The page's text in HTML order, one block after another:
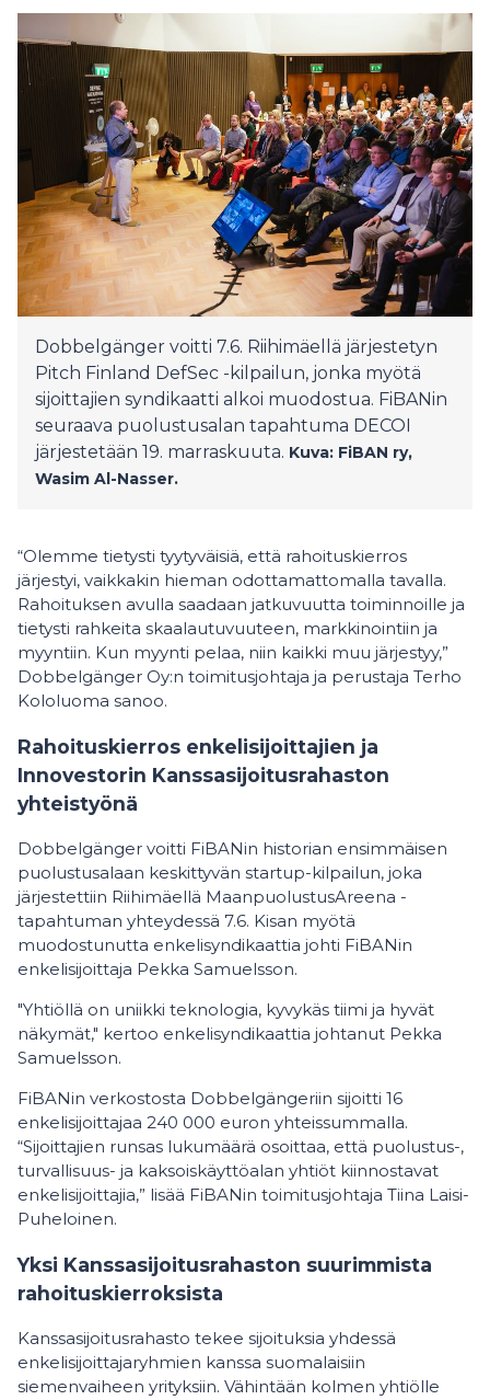
Dobbelgänger voitti 7.6. Riihimäellä järjestetyn
Pitch Finland DefSec -kilpailun, jonka myötä
sijoittajien syndikaatti alkoi muodostua. FiBANin
seuraava puolustusalan tapahtuma DECOI
järjestetään 19. marraskuuta. Kuva: FiBAN ry,
Wasim Al-Nasser.
“Olemme tietysti tyytyväisiä, että rahoituskierros
järjestyi, vaikkakin hieman odottamattomalla tavalla.
Rahoituksen avulla saadaan jatkuvuutta toiminnoille ja
tietysti rahkeita skaalautuvuuteen, markkinointiin ja
myyntiin. Kun myynti pelaa, niin kaikki muu järjestyy,”
Dobbelgänger Oy:n toimitusjohtaja ja perustaja Terho
Kololuoma sanoo.
Rahoituskierros enkelisijoittajien ja
Innovestorin Kanssasijoitusrahaston
yhteistyönä
Dobbelgänger voitti FiBANin historian ensimmäisen
puolustusalaan keskittyvän startup-kilpailun, joka
järjestettiin Riihimäellä MaanpuolustusAreena -
tapahtuman yhteydessä 7.6. Kisan myötä
muodostunutta enkelisyndikaattia johti FiBANin
enkelisijoittaja Pekka Samuelsson.
"Yhtiöllä on uniikki teknologia, kyvykäs tiimi ja hyvät
näkymät," kertoo enkelisyndikaattia johtanut Pekka
Samuelsson.
FiBANin verkostosta Dobbelgängeriin sijoitti 16
enkelisijoittajaa 240 000 euron yhteissummalla.
“Sijoittajien runsas lukumäärä osoittaa, että puolustus-,
turvallisuus- ja kaksoiskäyttöalan yhtiöt kiinnostavat
enkelisijoittajia,” lisää FiBANin toimitusjohtaja Tiina Laisi-
Puheloinen.
Yksi Kanssasijoitusrahaston suurimmista
rahoituskierroksista
Kanssasijoitusrahasto tekee sijoituksia yhdessä
enkelisijoittajaryhmien kanssa suomalaisiin
siemenvaiheen yrityksiin. Vähintään kolmen yhtiölle